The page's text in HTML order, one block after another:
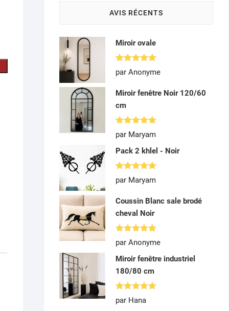
AVIS RÉCENTS
Miroir ovale
Note
sur 5
par Anonyme
Miroir fenêtre Noir 120/60
cm
Note
sur 5
par Maryam
Pack 2 khlel - Noir
Note
sur 5
par Maryam
Coussin Blanc sale brodé
cheval Noir
Note
sur 5
par Anonyme
Miroir fenêtre industriel
180/80 cm
Note
sur 5
par Hana